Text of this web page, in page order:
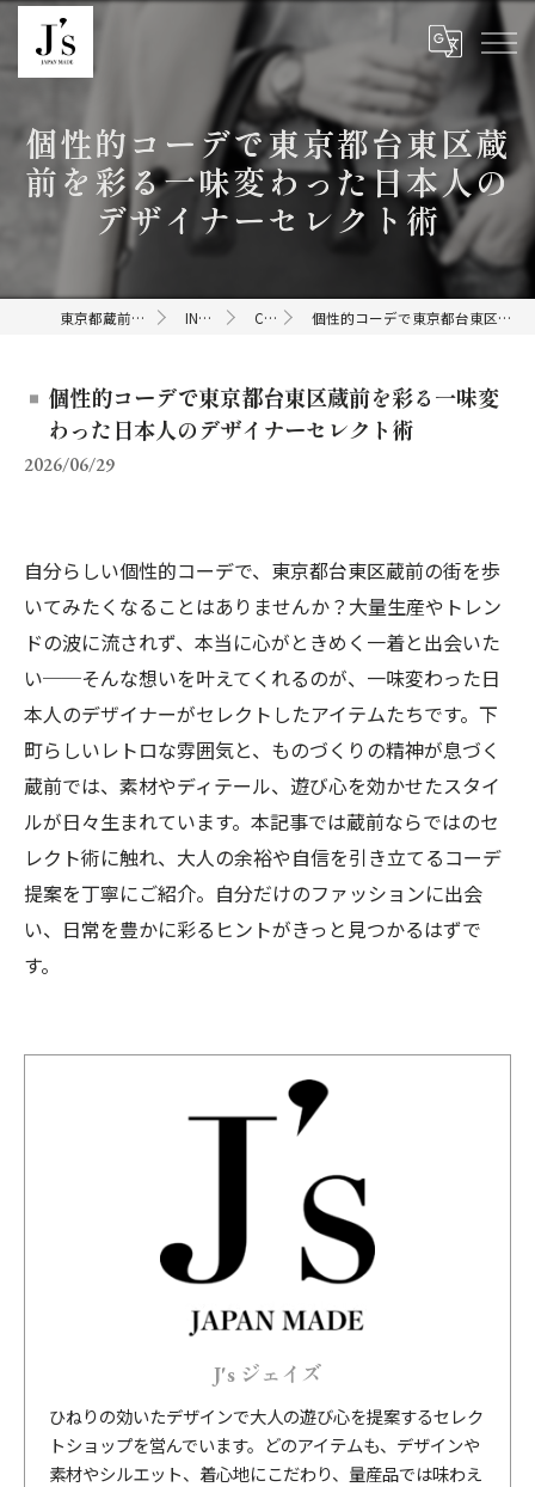
個性的コーデで東京都台東区蔵
前を彩る一味変わった日本人の
デザイナーセレクト術
東京都蔵前のセレクトショップならJ's INFORMATION COLUMN 個性的コーデで東京都台東区蔵前を彩る一味変わった日本人のデザイナーセレクト術
個性的コーデで東京都台東区蔵前を彩る一味変
わった日本人のデザイナーセレクト術
2026/06/29
自分らしい個性的コーデで、東京都台東区蔵前の街を歩
いてみたくなることはありませんか？大量生産やトレン
ドの波に流されず、本当に心がときめく一着と出会いた
い──そんな想いを叶えてくれるのが、一味変わった日
本人のデザイナーがセレクトしたアイテムたちです。下
町らしいレトロな雰囲気と、ものづくりの精神が息づく
蔵前では、素材やディテール、遊び心を効かせたスタイ
ルが日々生まれています。本記事では蔵前ならではのセ
レクト術に触れ、大人の余裕や自信を引き立てるコーデ
提案を丁寧にご紹介。自分だけのファッションに出会
い、日常を豊かに彩るヒントがきっと見つかるはずで
す。
J's ジェイズ
ひねりの効いたデザインで大人の遊び心を提案するセレク
トショップを営んでいます。どのアイテムも、デザインや
素材やシルエット、着心地にこだわり、量産品では味わえ